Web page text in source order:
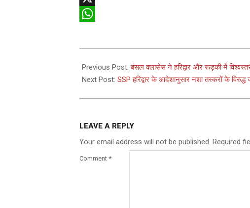
X
03-
03
Previous Post:बंसल क्लासेस ने हरिद्वार और रूड़की में
Next Post: SSP हरिद्वार के आदेशानुसार नशा तस्करों के विरुद्ध
LEAVE A REPLY
Your email address will not be published. Required
Comment *